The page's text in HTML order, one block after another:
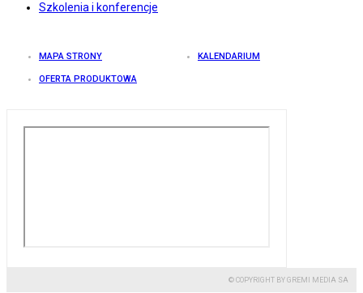
Szkolenia i konferencje
MAPA STRONY KALENDARIUM
OFERTA PRODUKTOWA
© COPYRIGHT BY GREMI MEDIA SA